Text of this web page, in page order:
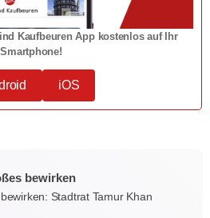
Kaufbeuren App kostenlos auf Ihr
Smartphone!
iOS
bewirken
Stadtrat Tamur Khan